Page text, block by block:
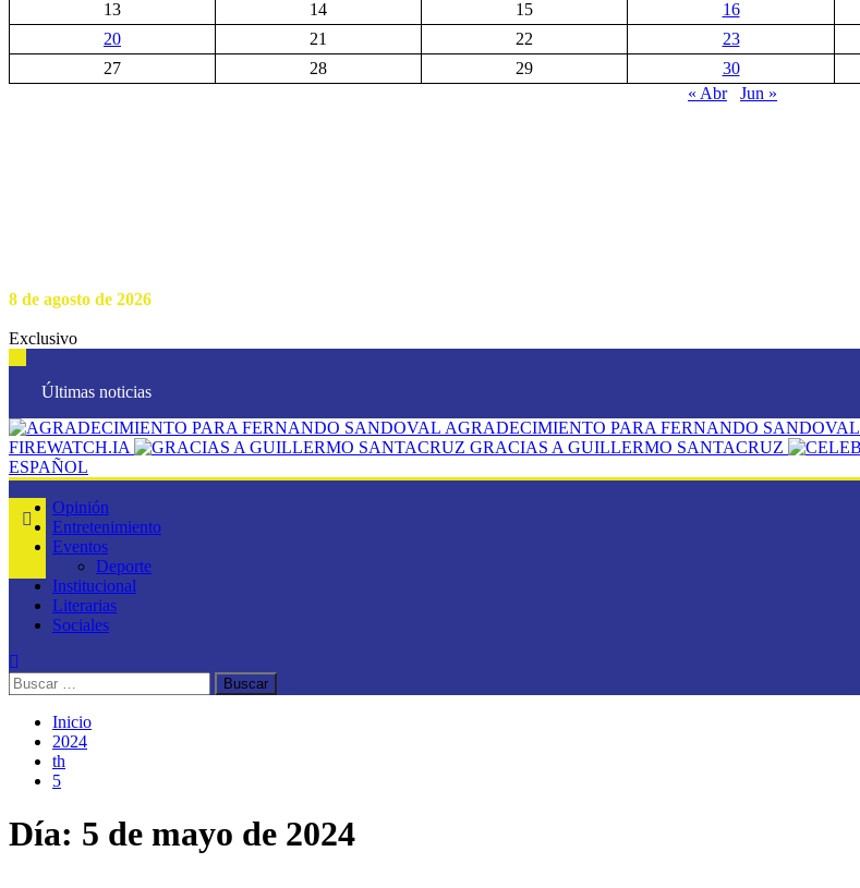
13
14 15 16
20
21 22 23
27
28 29 30
« Abr
Jun »
8 de agosto de 2026
Exclusivo
Últimas noticias
AGRADECIMIENTO PARA FERNANDO SANDOVAL
FIREWATCH.IA
GRACIAS A GUILLERMO SANTACRUZ
ESPAÑOL
Opinión
Entretenimiento
Eventos
Deporte
Institucional
Literarias
Sociales
Inicio
2024
th
5
Día: 5 de mayo de 2024